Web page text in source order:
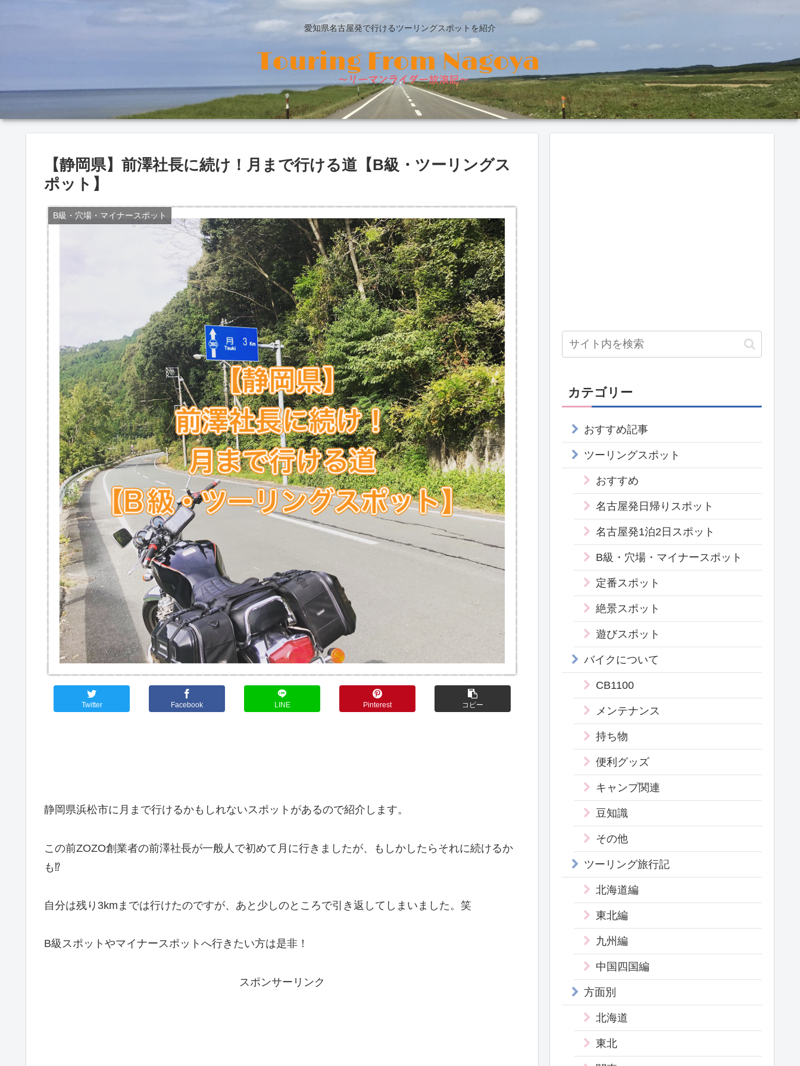
愛知県名古屋発で行けるツーリングスポットを紹介
【静岡県】前澤社長に続け！月まで行ける道【B級・ツーリングス
ポット】
B級・穴場・マイナースポット
Twitter Facebook LINE Pinterest コピー
静岡県浜松市に月まで行けるかもしれないスポットがあるので紹介します。
この前ZOZO創業者の前澤社長が一般人で初めて月に行きましたが、もしかしたらそれに続けるか
も⁉
自分は残り3kmまでは行けたのですが、あと少しのところで引き返してしまいました。笑
B級スポットやマイナースポットへ行きたい方は是非！
スポンサーリンク
カテゴリー
おすすめ記事
ツーリングスポット
おすすめ
名古屋発日帰りスポット
名古屋発1泊2日スポット
B級・穴場・マイナースポット
定番スポット
絶景スポット
遊びスポット
バイクについて
CB1100
メンテナンス
持ち物
便利グッズ
キャンプ関連
豆知識
その他
ツーリング旅行記
北海道編
東北編
九州編
中国四国編
方面別
北海道
東北